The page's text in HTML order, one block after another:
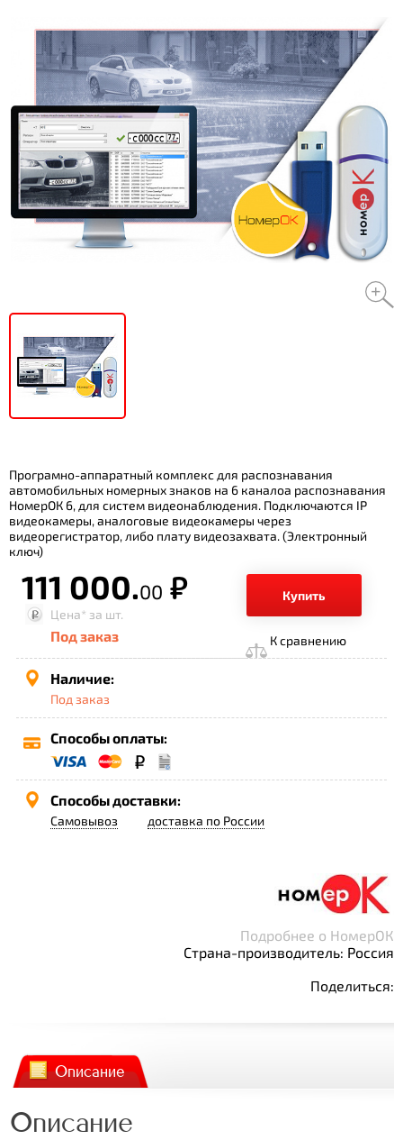
Програмно-аппаратный комплекс для распознавания
автомобильных номерных знаков на 6 каналоа распознавания
НомерОК 6, для систем видеонаблюдения. Подключаются IP
видеокамеры, аналоговые видеокамеры через
видеорегистратор, либо плату видеозахвата. (Электронный
ключ)
111 000.00 р.
Купить
Цена* за шт.
Под заказ К сравнению
Наличие:
Под заказ
Способы оплаты:
Способы доставки:
Самовывоз доставка по России
Подробнее о НомерОК
Страна-производитель: Россия
Поделиться:
Описание
Описание